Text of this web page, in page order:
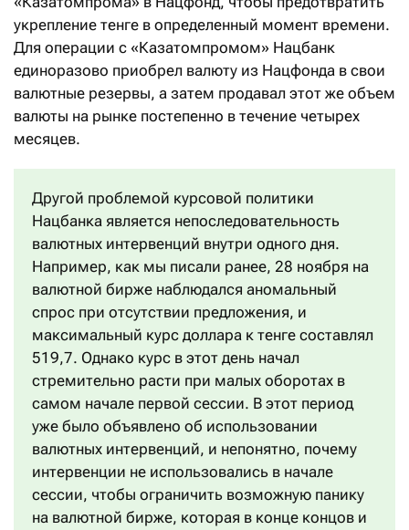
укрепление тенге в определенный момент времени.
Для операции с «Казатомпромом» Нацбанк
единоразово приобрел валюту из Нацфонда в свои
валютные резервы, а затем продавал этот же объем
валюты на рынке постепенно в течение четырех
месяцев.
Другой проблемой курсовой политики
Нацбанка является непоследовательность
валютных интервенций внутри одного дня.
Например, как мы писали ранее, 28 ноября на
валютной бирже наблюдался аномальный
спрос при отсутствии предложения, и
максимальный курс доллара к тенге составлял
519,7. Однако курс в этот день начал
стремительно расти при малых оборотах в
самом начале первой сессии. В этот период
уже было объявлено об использовании
валютных интервенций, и непонятно, почему
интервенции не использовались в начале
сессии, чтобы ограничить возможную панику
на валютной бирже, которая в конце концов и